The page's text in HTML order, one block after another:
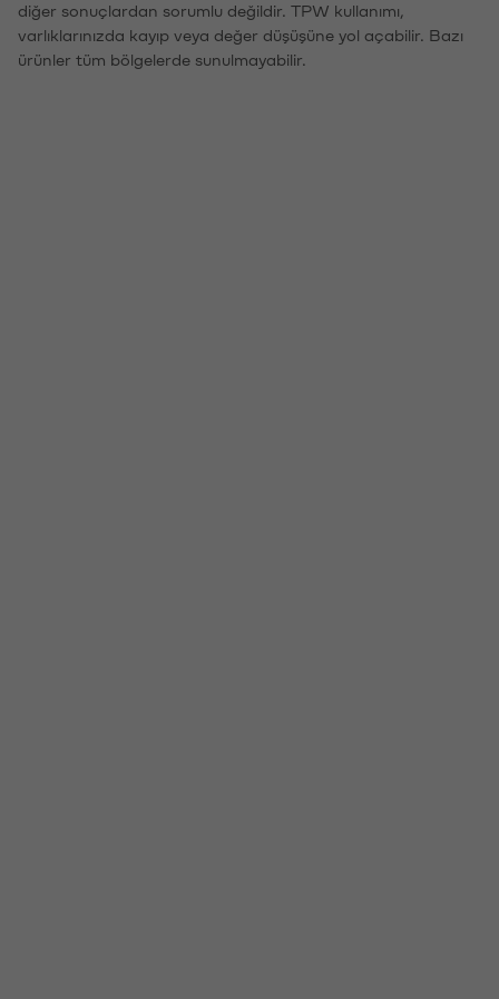
diğer sonuçlardan sorumlu değildir. TPW kullanımı,
varlıklarınızda kayıp veya değer düşüşüne yol açabilir. Bazı
ürünler tüm bölgelerde sunulmayabilir.